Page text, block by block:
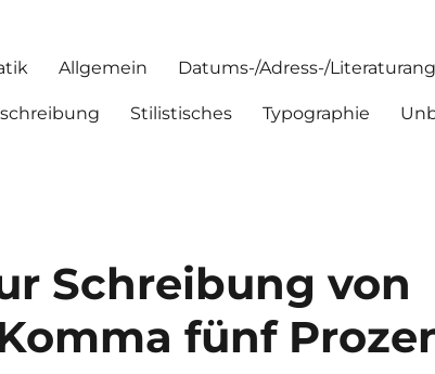
Allgemein Datums-/Adress-/
Stilistisches Typographie
Schreibung von
fünf